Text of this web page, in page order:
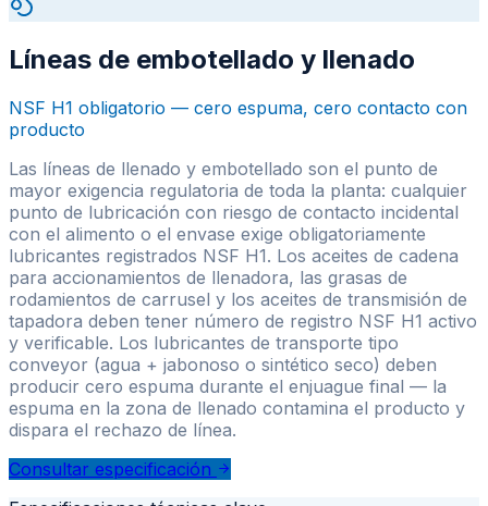
Líneas de embotellado y llenado
NSF H1 obligatorio — cero espuma, cero contacto con
producto
Las líneas de llenado y embotellado son el punto de
mayor exigencia regulatoria de toda la planta: cualquier
punto de lubricación con riesgo de contacto incidental
con el alimento o el envase exige obligatoriamente
lubricantes registrados NSF H1. Los aceites de cadena
para accionamientos de llenadora, las grasas de
rodamientos de carrusel y los aceites de transmisión de
tapadora deben tener número de registro NSF H1 activo
y verificable. Los lubricantes de transporte tipo
conveyor (agua + jabonoso o sintético seco) deben
producir cero espuma durante el enjuague final — la
espuma en la zona de llenado contamina el producto y
dispara el rechazo de línea.
Consultar especificación